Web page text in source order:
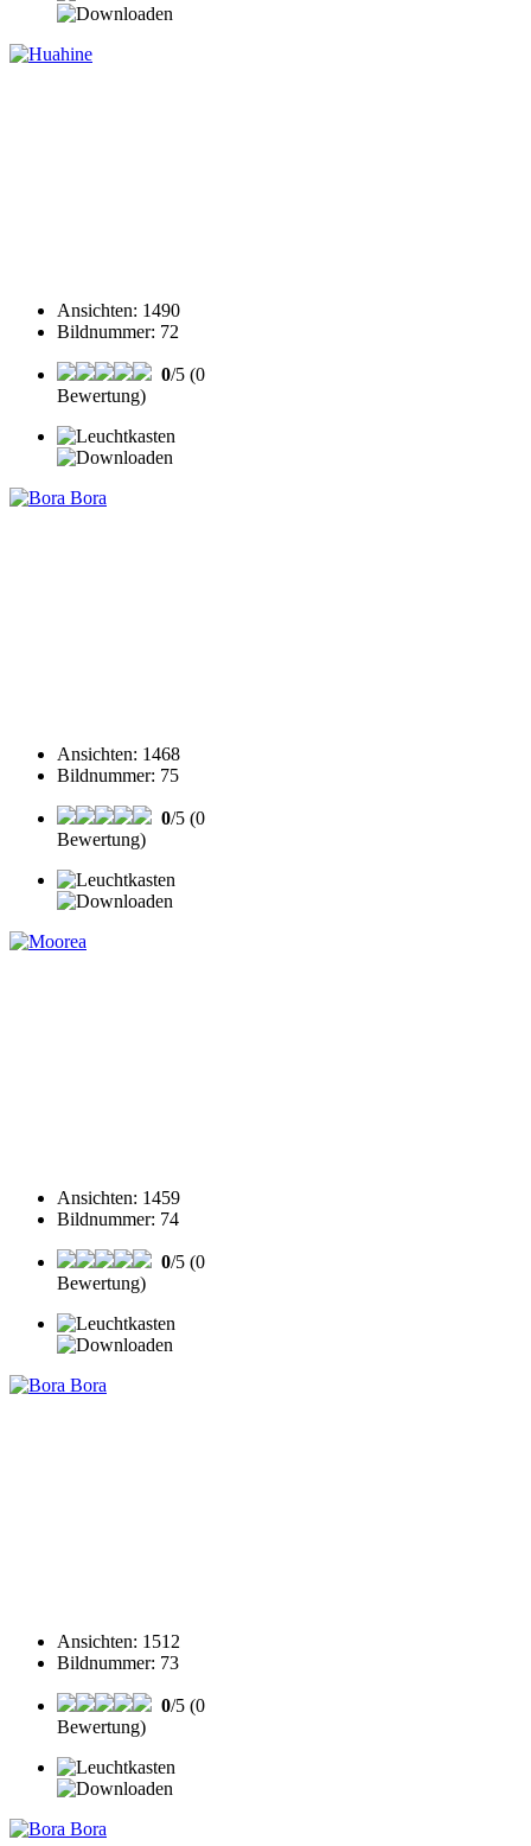
Ansichten: 1490
Bildnummer: 72
0/5 (0
Bewertung)
Ansichten: 1468
Bildnummer: 75
0/5 (0
Bewertung)
Ansichten: 1459
Bildnummer: 74
0/5 (0
Bewertung)
Ansichten: 1512
Bildnummer: 73
0/5 (0
Bewertung)